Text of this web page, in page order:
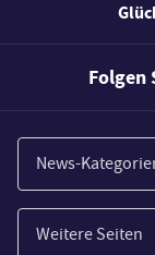
Folgen
News-
Casinos
Weitere Seiten